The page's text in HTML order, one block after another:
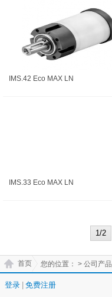
IMS.42 Eco MAX LN
IMS.33 Eco MAX LN
1/2
您的位置：
首页 > 公司产品
登录 免费注册